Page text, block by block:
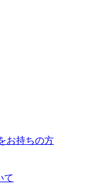
お持ちの方
て